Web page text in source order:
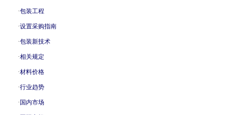
·包装工程
·设置采购指南
·包装新技术
·相关规定
·材料价格
·行业趋势
· 国内市场